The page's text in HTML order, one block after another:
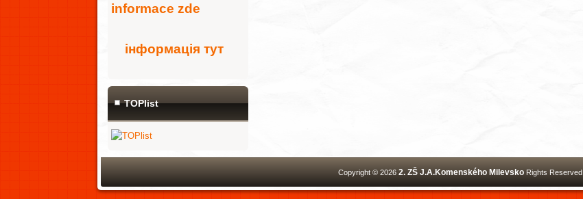
informace zde
інформація тут
TOPlist
Copyright © 2026 2. ZŠ J.A.Komenského MilevskoRights Reserved.